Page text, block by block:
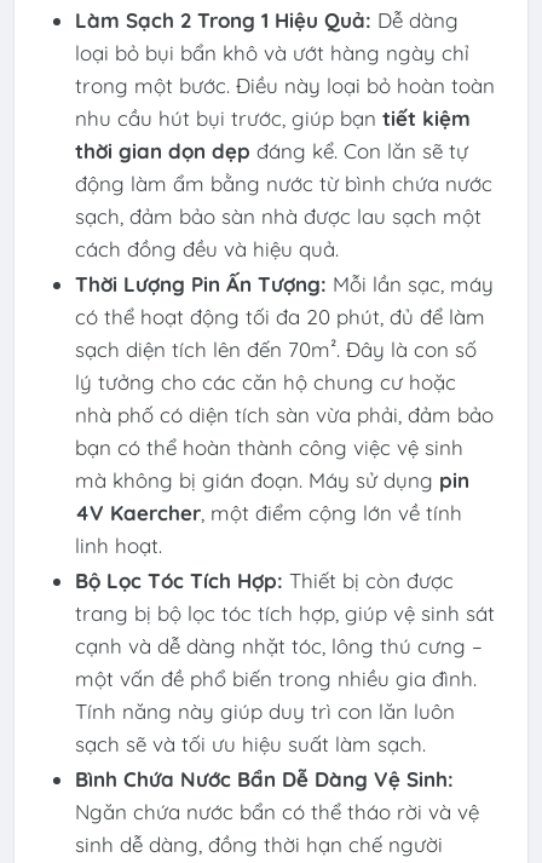
Làm Sạch 2 Trong 1 Hiệu Quả: Dễ dàng
loại bỏ bụi bẩn khô và ướt hàng ngày chỉ
trong một bước. Điều này loại bỏ hoàn toàn
nhu cầu hút bụi trước, giúp bạn tiết kiệm
thời gian dọn dẹp đáng kể. Con lăn sẽ tự
động làm ẩm bằng nước từ bình chứa nước
sạch, đảm bảo sàn nhà được lau sạch một
cách đồng đều và hiệu quả.
Thời Lượng Pin Ấn Tượng: Mỗi lần sạc, máy
có thể hoạt động tối đa 20 phút, đủ để làm
sạch diện tích lên đến 70m². Đây là con số
lý tưởng cho các căn hộ chung cư hoặc
nhà phố có diện tích sàn vừa phải, đảm bảo
bạn có thể hoàn thành công việc vệ sinh
mà không bị gián đoạn. Máy sử dụng pin
4V Kaercher, một điểm cộng lớn về tính
linh hoạt.
Bộ Lọc Tóc Tích Hợp: Thiết bị còn được
trang bị bộ lọc tóc tích hợp, giúp vệ sinh sát
cạnh và dễ dàng nhặt tóc, lông thú cưng –
một vấn đề phổ biến trong nhiều gia đình.
Tính năng này giúp duy trì con lăn luôn
sạch sẽ và tối ưu hiệu suất làm sạch.
Bình Chứa Nước Bẩn Dễ Dàng Vệ Sinh:
Ngăn chứa nước bẩn có thể tháo rời và vệ
sinh dễ dàng, đồng thời hạn chế người